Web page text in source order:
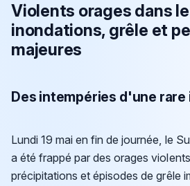
Violents orages dans
inondations, grêle et
majeures
Des intempéries d'une
Lundi 19 mai en fin de journée, le
a été frappé par des orages
précipitations et épisodes de grêle